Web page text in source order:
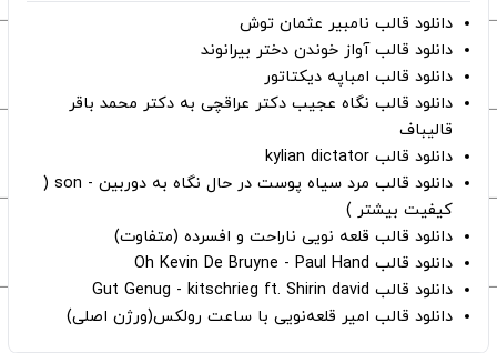
دانلود قالب نامبیر عثمان ‌توش
دانلود قالب آواز خوندن دختر بیرانوند
دانلود قالب امباپه دیکتاتور
دانلود قالب نگاه عجیب دکتر عراقچی به دکتر محمد باقر
قالیباف
دانلود قالب kylian dictator
دانلود قالب مرد سیاه پوست در حال نگاه به دوربین - son (
کیفیت بیشتر )
دانلود قالب قلعه نویی ناراحت و افسرده (متفاوت)
دانلود قالب Oh Kevin De Bruyne - Paul Hand
دانلود قالب Gut Genug - kitschrieg ft. Shirin david
دانلود قالب امیر قلعه‌نویی با ساعت رولکس(ورژن اصلی)